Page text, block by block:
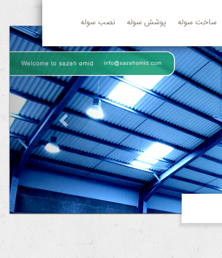
ساخت سوله پوشش سوله نصب سوله Previous